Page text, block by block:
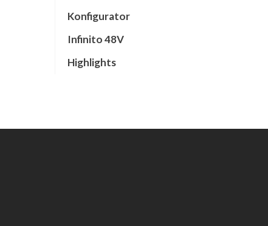
Konfigurator
Infinito 48V
Highlights